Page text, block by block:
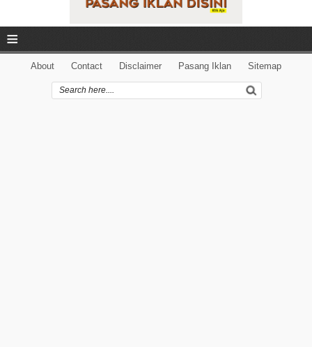
≡
About Contact Disclaimer Pasang Iklan Sitemap